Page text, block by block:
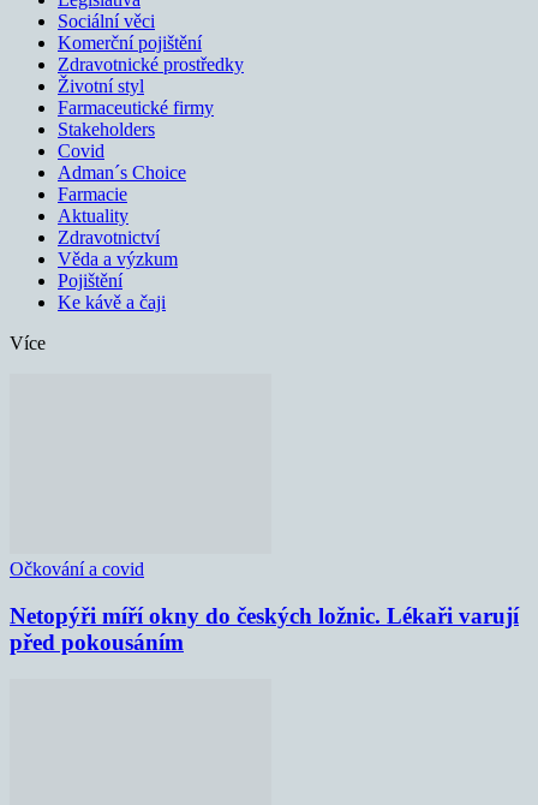
Sociální věci
Komerční pojištění
Zdravotnické prostředky
Životní styl
Farmaceutické firmy
Stakeholders
Covid
Adman´s Choice
Farmacie
Aktuality
Zdravotnictví
Věda a výzkum
Pojištění
Ke kávě a čaji
Více
Očkování a covid
Netopýři míří okny do českých ložnic. Lékaři varují
před pokousáním